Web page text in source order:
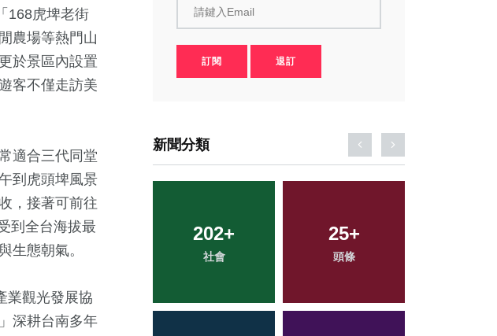
168虎埤老街
農場等熱門山
於景區內設置
客不僅走訪美
適合三代同堂
到虎頭埤風景
，接著可前往
到全台海拔最
生態朝氣。
業觀光發展協
深耕台南多年
請鍵入Email
訂閱 退訂
新聞分類
202+
社會
25+
頭條
107+
健康
37+
農業